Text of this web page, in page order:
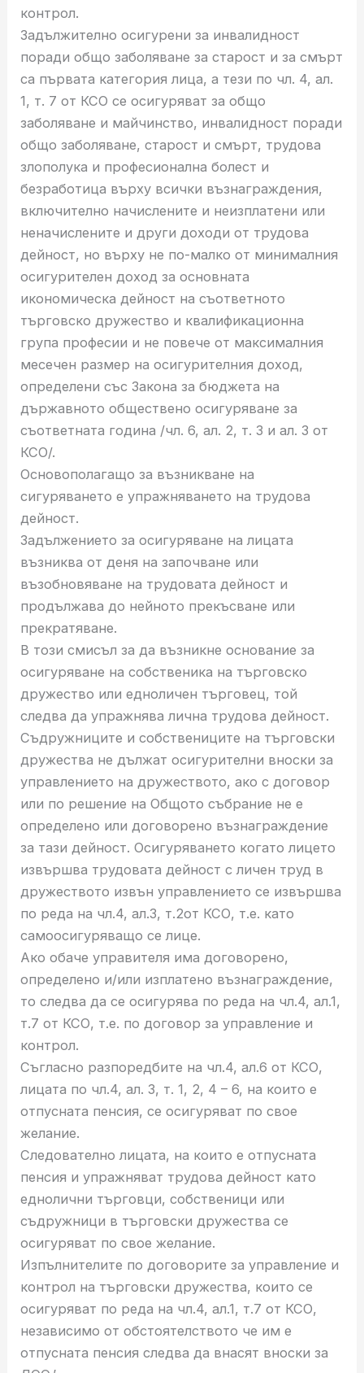
контрол.
Задължително осигурени за инвалидност
поради общо заболяване за старост и за смърт
са първата категория лица, а тези по чл. 4, ал.
1, т. 7 от КСО се осигуряват за общо
заболяване и майчинство, инвалидност поради
общо заболяване, старост и смърт, трудова
злополука и професионална болест и
безработица върху всички възнаграждения,
включително начислените и неизплатени или
неначислените и други доходи от трудова
дейност, но върху не по-малко от минималния
осигурителен доход за основната
икономическа дейност на съответното
търговско дружество и квалификационна
група професии и не повече от максималния
месечен размер на осигурителния доход,
определени със Закона за бюджета на
държавното обществено осигуряване за
съответната година /чл. 6, ал. 2, т. 3 и ал. 3 от
КСО/.
Основополагащо за възникване на
сигуряването е упражняването на трудова
дейност.
Задължението за осигуряване на лицата
възниква от деня на започване или
възобновяване на трудовата дейност и
продължава до нейното прекъсване или
прекратяване.
В този смисъл за да възникне основание за
осигуряване на собственика на търговско
дружество или едноличен търговец, той
следва да упражнява лична трудова дейност.
Съдружниците и собствениците на търговски
дружества не дължат осигурителни вноски за
управлението на дружеството, ако с договор
или по решение на Общото събрание не е
определено или договорено възнаграждение
за тази дейност. Осигуряването когато лицето
извършва трудовата дейност с личен труд в
дружеството извън управлението се извършва
по реда на чл.4, ал.3, т.2от КСО, т.е. като
самоосигуряващо се лице.
Ако обаче управителя има договорено,
определено и/или изплатено възнаграждение,
то следва да се осигурява по реда на чл.4, ал.1,
т.7 от КСО, т.е. по договор за управление и
контрол.
Съгласно разпоредбите на чл.4, ал.6 от КСО,
лицата по чл.4, ал. 3, т. 1, 2, 4 – 6, на които е
отпусната пенсия, се осигуряват по свое
желание.
Следователно лицата, на които е отпусната
пенсия и упражняват трудова дейност като
еднолични търговци, собственици или
съдружници в търговски дружества се
осигуряват по свое желание.
Изпълнителите по договорите за управление и
контрол на търговски дружества, които се
осигуряват по реда на чл.4, ал.1, т.7 от КСО,
независимо от обстоятелството че им е
отпусната пенсия следва да внасят вноски за